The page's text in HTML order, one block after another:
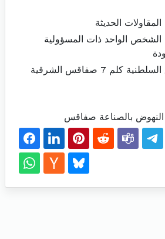
الحديثة
الواحد ذات المسؤولية
كلم 7 صفاقس الشرقية
النهوض بالصناعة صفاقس